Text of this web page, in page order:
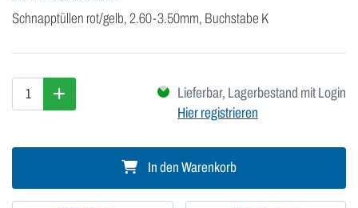
Schnapptüllen rot/gelb, 2.60-3.50mm, Buchstabe K
Lieferbar, Lagerbestand mit Login
Hier registrieren
In den Warenkorb